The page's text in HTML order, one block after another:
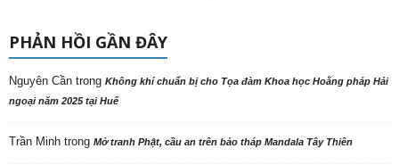
PHẢN HỒI GẦN ĐÂY
Nguyên Cần trong Không khí chuẩn bị cho Tọa đàm Khoa học Hoằng pháp Hải
ngoại năm 2025 tại Huế
Trần Minh trong Mở tranh Phật, cầu an trên bảo tháp Mandala Tây Thiên